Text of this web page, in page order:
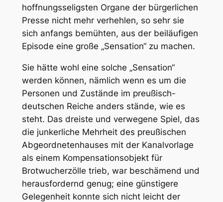
hoffnungsseligsten Organe der bürgerlichen
Presse nicht mehr verhehlen, so sehr sie
sich anfangs bemühten, aus der beiläufigen
Episode eine große „Sensation“ zu machen.
Sie hätte wohl eine solche „Sensation“
werden können, nämlich wenn es um die
Personen und Zustände im preußisch-
deutschen Reiche anders stände, wie es
steht. Das dreiste und verwegene Spiel, das
die junkerliche Mehrheit des preußischen
Abgeordnetenhauses mit der Kanalvorlage
als einem Kompensationsobjekt für
Brotwucherzölle trieb, war beschämend und
herausfordernd genug; eine günstigere
Gelegenheit konnte sich nicht leicht der